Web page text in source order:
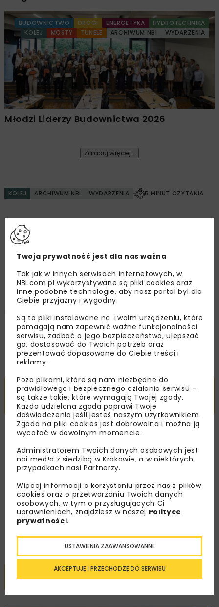
BUDOWNICTWO DROGI ENERGETYKA
HYDROTECHNIKA
KOLEJ
MOSTY TUNELE ARCHIWUM NBI WYDARZENIA
Młodzi Liderzy Budownictwa 2026
Załaduj więcej...
KOLEJ ARCHIWUM NBI WYDARZENIA 5 MINUT CZYTANIA
Kolej przyspieszy?
Nowoczesne Technologie i
Systemy Zarządzania w
Kolejnictwie
OPUBLIKOWANO: 20.12.2008
TEN I WIELE INNYCH ARTYKUŁÓW PRZECZYTASZ Z
AKTYWNĄ PRENUMERATĄ LUB SUBSKRYPCJĄ
Czytelnicy z aktywną
prenumeratą lub
subskrypcjąmają
nieograniczony dostępdo
dodatkowych materiałów z
serwisu i czasopisma
Jeszcze kilka kliknięć i będziesz mógł/a cieszyć się z
dostępu do treści!
SUBSKRUBUJ ZALOGUJ SIĘ
Twoja prywatność jest dla nas ważna
Tak jak w innych serwisach internetowych, w
NBI.com.pl wykorzystywane są pliki cookies oraz
inne podobne technologie, aby nasz portal był dla
Ciebie przyjazny i wygodny.
Są to pliki instalowane na Twoim urządzeniu, które
pomagają nam zapewnić ważne funkcjonalności
serwisu, zadbać o jego bezpieczeństwo, ulepszać
go, dostosować do Twoich potrzeb oraz
prezentować dopasowane do Ciebie treści i
reklamy.
Poza plikami, które są nam niezbędne do
prawidłowego i bezpiecznego działania serwisu –
są także takie, które wymagają Twojej zgody.
Każda udzielona zgoda poprawi Twoje
doświadczenia jeśli jesteś naszym Użytkownikiem.
Zgoda na pliki cookies jest dobrowolna i można ją
wycofać w dowolnym momencie.
Administratorem Twoich danych osobowych jest
nbi med!a z siedzibą w Krakowie, a w niektórych
przypadkach nasi Partnerzy.
Więcej informacji o korzystaniu przez nas z plików
cookies oraz o przetwarzaniu Twoich danych
osobowych, w tym o przysługujących Ci
uprawnieniach, znajdziesz w naszej Polityce
prywatności.
AKCEPTUJĘ I PRZECHODZĘ DO SERWISU
USTAWIENIA ZAAWANSOWANNE